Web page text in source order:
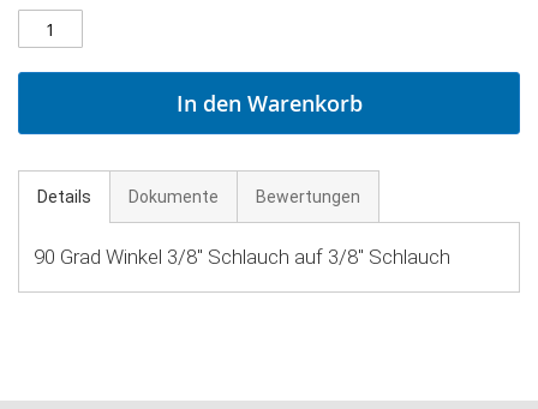
In den Warenkorb
Details Dokumente Bewertungen
90 Grad Winkel 3/8'' Schlauch auf 3/8'' Schlauch